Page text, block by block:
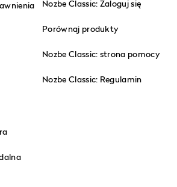
Nozbe Classic: Zaloguj się
Porównaj produkty
Nozbe Classic: strona pomocy
Nozbe Classic: Regulamin